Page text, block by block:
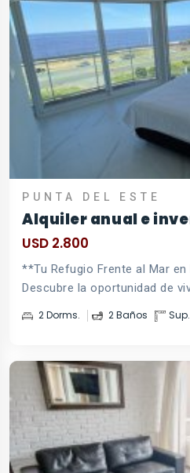
PUNTA DEL ESTE
Alquiler anual e
USD 2.800
**Tu Refugio Frente al Mar
Descubre la oportunidad de
2 Dorms. 2 Baños